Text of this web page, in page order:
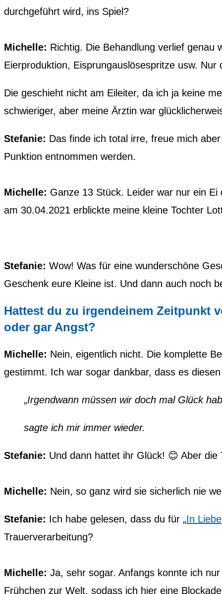
durchgeführt wird, ins Spiel?
Michelle: Richtig. Die Behandlung verlief genau
Eierproduktion, Eisprungauslösespritze usw. Nur
Die geschieht nicht am Eileiter, da ich ja keine
schwieriger, aber meine Ärztin war
Stefanie: Das finde ich total irre, freue mich
Punktion entnommen werden.
Michelle: Ganze 13 Stück. Leider war nur ein
am 30.04.2021 erblickte meine kleine Tochter
Stefanie: Wow! Was für eine wunderschöne
Geschenk eure Kleine ist. Und dann auch noch
Hattest du zu irgendeinem Zeitpunkt
oder gar Angst?
Michelle: Nein, eigentlich nicht. Die komplette
gestimmt. Ich war sogar dankbar, dass es
„Irgendwann müssen wir doch mal Glück
sagte ich mir immer wieder.
Stefanie: Und dann hattet ihr Glück! 😊 Aber
Michelle: Nein, so ganz wird sie sicherlich nie
Stefanie: Ich habe gelesen, dass du für „In
Trauerverarbeitung?
Michelle: Ja, sehr sogar. Anfangs konnte ich
Frühchen zur Welt, sodass ich hier eine